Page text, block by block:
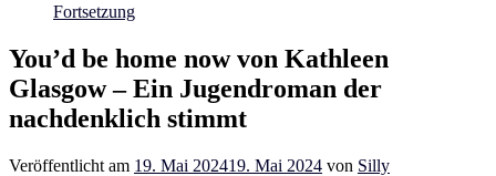
Fortsetzung
You’d be home now von Kathleen
Glasgow – Ein Jugendroman der
nachdenklich stimmt
Veröffentlicht am 19. Mai 202419. Mai 2024 von Silly